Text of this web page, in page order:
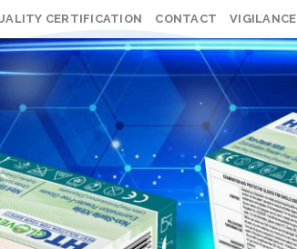
CERTIFICATION CONTACT VIGILANCE